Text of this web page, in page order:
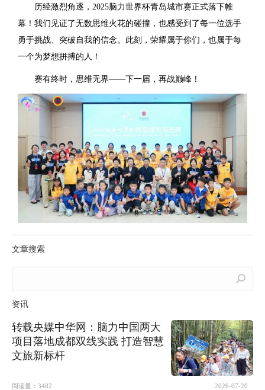
历经激烈角逐，2025脑力世界杯青岛城市赛正式落下帷
幕！我们见证了无数思维火花的碰撞，也感受到了每一位选手
勇于挑战、突破自我的信念。此刻，荣耀属于你们，也属于每
一个为梦想拼搏的人！
赛有终时，思维无界——下一届，再战巅峰！
文章搜索
资讯
转载央媒中华网：脑力中国两大
项目落地成都双线实践 打造智慧
文旅新标杆
阅读量： 3482 2026-07-20